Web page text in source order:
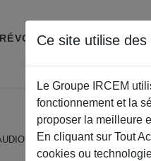
Ce site utilise des
Le Groupe IRCEM
fonctionnement et la
proposer la meilleure
En cliquant sur Tout
cookies ou